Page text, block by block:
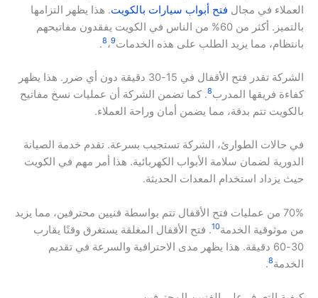
العملاء في مجال فتح أبواب سيارات بالكويت. هذا يظهر التزامها
بالتميز. أكثر من 60% من الناس في الكويت يفقدون مفاتيحهم
بانتظام، مما يزيد الطلب على هذه الخدمات
8،9
.
الشركة تقدر فتح الأقفال في 15-30 دقيقة دون أي ضرر. هذا يظهر
كفاءة فريقها المدرب8. كما تضمن الشركة أن عمليات نسخ مفاتيح
بالكويت تتم بدقة، مما يضمن أمان وراحة العملاء.
في حالات الطوارئ، الشركة تستجيب بسرعة. تقدم خدمة الصيانة
الدورية لضمان سلامة الأبواب الكهربائية. هذا أمر مهم في الكويت
حيث يزداد استخدام المعدات الحديثة.
70% من عمليات فتح الأقفال تتم بواسطة فنيين محترفين، مما يزيد
من موثوقية الخدمة10. فتح الأقفال المغلقة يستغرق وقتًا يقارب
30-60 دقيقة. هذا يظهر مدى الاحترافية والسرعة في تقديم
الخدمة8
.